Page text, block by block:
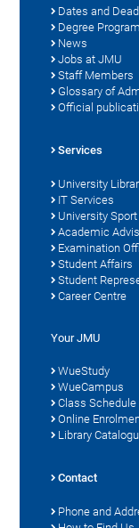
Dates and
Degree
News
Jobs at JMU
Staff Members
Glossary of
Official
Services
University
IT Services
University Sport
Academic
Examination
Student Affairs
Student
Career Centre
Your JMU
WueStudy
WueCampus
Class Schedule
Online
Library
Contact
Phone and